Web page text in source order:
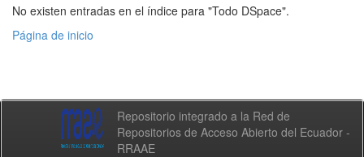
No existen entradas en el índice para "Todo DSpace".
Página de inicio
Repositorio integrado a la Red de
Repositorios de Acceso Abierto del Ecuador -
RRAAE